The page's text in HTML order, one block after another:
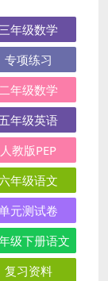
年级数学
专项练习
年级数学
五年级英语
人教版PEP
六年级语文
元测试卷
级下册语文
复习资料